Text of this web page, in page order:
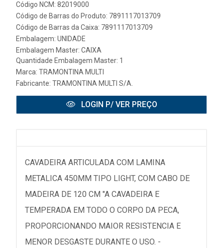
Código NCM: 82019000
Código de Barras do Produto: 7891117013709
Código de Barras da Caixa: 7891117013709
Embalagem: UNIDADE
Embalagem Master: CAIXA
Quantidade Embalagem Master: 1
Marca: TRAMONTINA MULTI
Fabricante: TRAMONTINA MULTI S/A.
LOGIN P/ VER PREÇO
CAVADEIRA ARTICULADA COM LAMINA
METALICA 450MM TIPO LIGHT, COM CABO DE
MADEIRA DE 120 CM "A CAVADEIRA E
TEMPERADA EM TODO O CORPO DA PECA,
PROPORCIONANDO MAIOR RESISTENCIA E
MENOR DESGASTE DURANTE O USO. -